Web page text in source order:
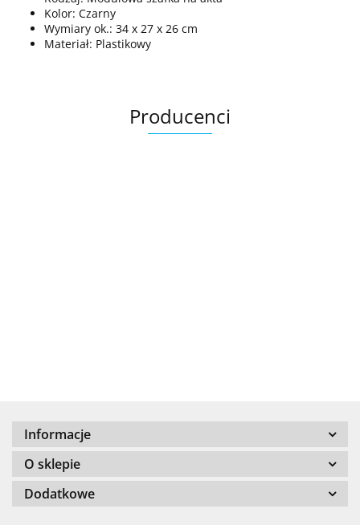
Kolor: Czarny
Wymiary ok.: 34 x 27 x 26 cm
Materiał: Plastikowy
Producenci
Informacje
O sklepie
Dodatkowe